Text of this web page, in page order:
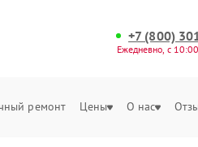
+7 (800)
Ежедневно, с
ремонт Цены О нас